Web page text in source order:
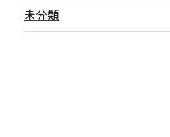
未分類